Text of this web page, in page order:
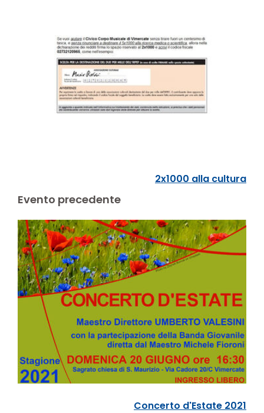
2x1000 alla cultura
Evento precedente
Concerto d'Estate 2021